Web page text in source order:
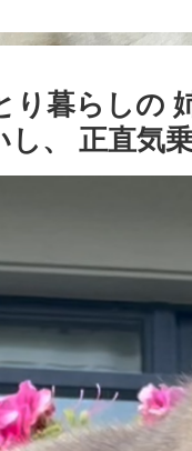
り暮らしの
、 正直気